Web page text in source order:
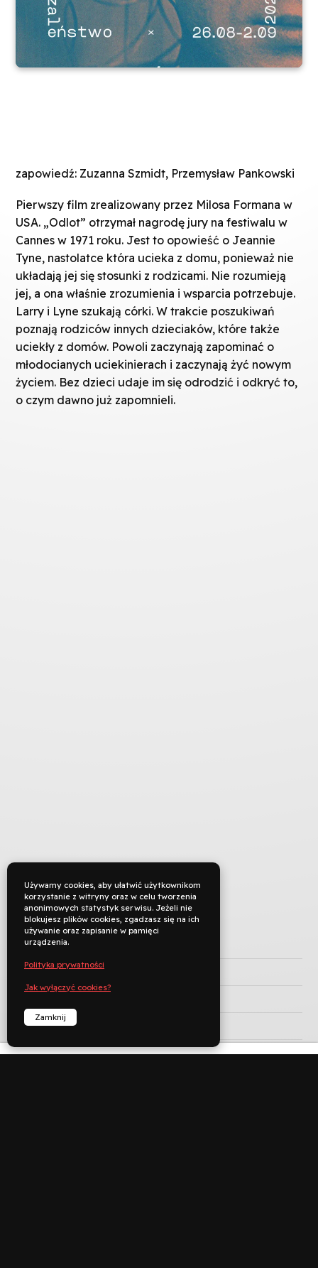
zapowiedź: Zuzanna Szmidt, Przemysław Pankowski
Pierwszy film zrealizowany przez Milosa Formana w
USA. „Odlot” otrzymał nagrodę jury na festiwalu w
Cannes w 1971 roku. Jest to opowieść o Jeannie
Tyne, nastolatce która ucieka z domu, ponieważ nie
układają jej się stosunki z rodzicami. Nie rozumieją
jej, a ona właśnie zrozumienia i wsparcia potrzebuje.
Larry i Lyne szukają córki. W trakcie poszukiwań
poznają rodziców innych dzieciaków, które także
uciekły z domów. Powoli zaczynają zapominać o
młodocianych uciekinierach i zaczynają żyć nowym
życiem. Bez dzieci udaje im się odrodzić i odkryć to,
o czym dawno już zapomnieli.
TYTUŁ ORYGINALNY
REŻYSERIA
ROK PRODUKCJI
JĘZYK ORYGINAŁU
Używamy cookies, aby ułatwić użytkownikom
korzystanie z witryny oraz w celu tworzenia
anonimowych statystyk serwisu. Jeżeli nie
blokujesz plików cookies, zgadzasz się na ich
używanie oraz zapisanie w pamięci
urządzenia.
Polityka prywatności
Jak wyłączyć cookies?
Zamknij